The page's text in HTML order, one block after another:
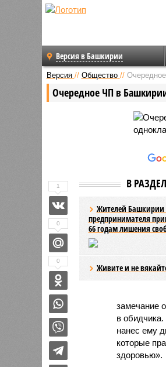
Версия в Башкирии
Версия // Общество //
Очередное ЧП в
В
Жителей Башкирии
предпринимателя
66 годам лишения
Живите и не
замечание
в
нанес ему
которые
здоровью».
1
0
0